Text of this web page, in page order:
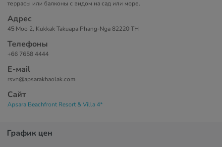
террасы или балконы с видом на сад или море.
Адрес
45 Moo 2, Kukkak Takuapa Phang-Nga 82220 TH
Телефоны
+66 7658 4444
Е-маil
rsvn@apsarakhaolak.com
Сайт
Apsara Beachfront Resort & Villa 4*
График цен